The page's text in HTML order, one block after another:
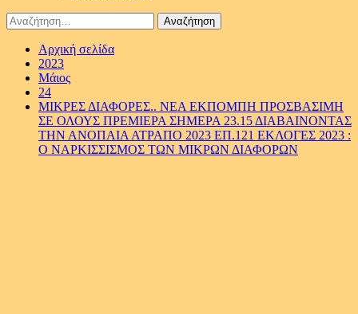
Αναζήτηση
για:
Αρχική σελίδα
2023
Μάιος
24
MIΚΡΕΣ ΔΙΑΦΟΡΕΣ.. ΝΕΑ ΕΚΠΟΜΠΗ ΠΡΟΣΒΑΣΙΜΗ
ΣΕ ΟΛΟΥΣ ΠΡΕΜΙΕΡΑ ΣΗΜΕΡΑ 23.15 ΔΙΑΒΑΙΝΟΝΤΑΣ
ΤΗΝ ΑΝΟΠΑΙΑ ΑΤΡΑΠΟ 2023 ΕΠ.121 ΕΚΛΟΓΕΣ 2023 :
Ο ΝΑΡΚΙΣΣΙΣΜΟΣ ΤΩΝ ΜΙΚΡΩΝ ΔΙΑΦΟΡΩΝ